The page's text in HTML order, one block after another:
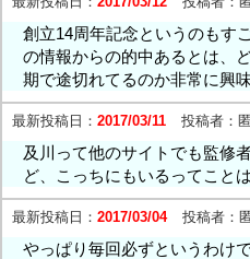
創立14周年記念というのもす
の情報からの的中あるとは、
期で途切れてるのか非常に興
最新投稿日： 2017/03/11 投稿者：
及川って他のサイトでも監修
ど、こっちにもいるってこと
最新投稿日： 2017/03/04 投稿者：
やっぱり毎回必ずというわけ